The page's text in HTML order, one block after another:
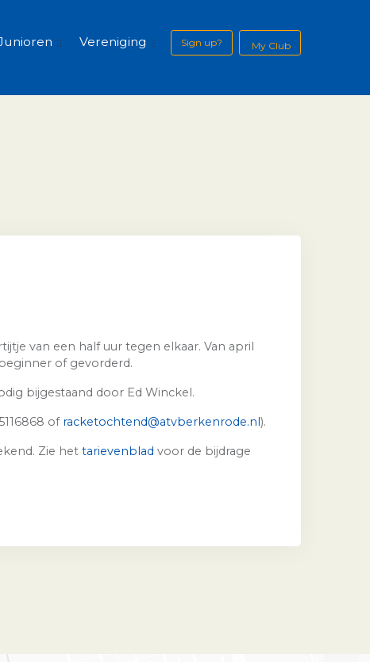
Vereniging Sign up? My Club
van een half uur tegen elkaar. Van april
of gevorderd.
bijgestaand door Ed Winckel.
of racketochtend@atvberkenrode.nl).
Zie het tarievenblad voor de bijdrage